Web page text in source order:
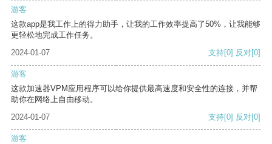
游客
这款app是我工作上的得力助手，让我的工作效率提高了50%，让我能够
更轻松地完成工作任务。
2024-01-07
支持[0] 反对[0]
游客
这款加速器VPM应用程序可以给你提供最高速度和安全性的连接，并帮
助你在网络上自由移动。
2024-01-07
支持[0] 反对[0]
游客